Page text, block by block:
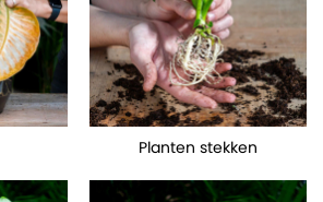
Planten stekken